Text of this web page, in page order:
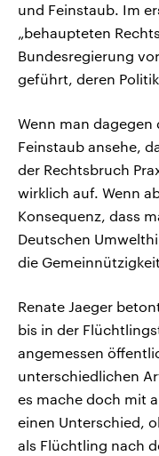
und Feinstaub. Im
„behaupteten
Bundesregierung
geführt, deren
Wenn man
Feinstaub ansehe,
der Rechtsbruch
wirklich auf. Wenn
Konsequenz, dass
Deutschen
die
Renate Jaeger
bis in der
angemessen
unterschiedlichen
es mache doch mit
einen Unterschied,
als Flüchtling nach